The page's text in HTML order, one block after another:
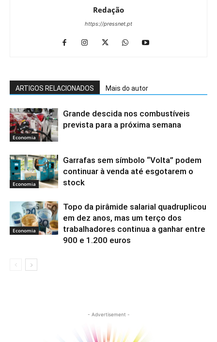
Redação
https://pressnet.pt
ARTIGOS RELACIONADOS Mais do autor
Economia
Grande descida nos combustíveis
prevista para a próxima semana
Economia
Garrafas sem símbolo “Volta” podem
continuar à venda até esgotarem o
stock
Economia
Topo da pirâmide salarial quadruplicou
em dez anos, mas um terço dos
trabalhadores continua a ganhar entre
900 e 1.200 euros
- Advertisement -